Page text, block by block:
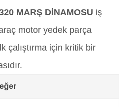
MARŞ DİNAMOSU iş
motor yedek parça
çalıştırma için kritik bir